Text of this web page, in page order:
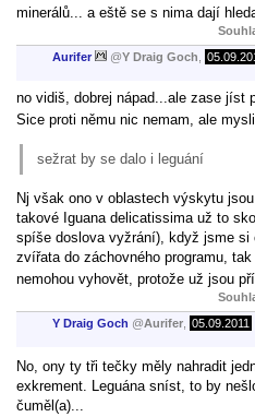
minerálů... a eště se s nima dají
Aurifer @Y Draig Goch
no vidiš, dobrej nápad...ale zase jíst
Sice proti němu nic nemam, ale
sežrat by se dalo i leguání
Nj však ono v oblastech výskytu
takové Iguana delicatissima už to
spíše doslova vyžrání), když jsme si
zvířata do záchovného programu,
nemohou vyhovět, protože už jsou
Y Draig Goch @Aurifer 05.09.2011
No, ony ty tři tečky měly nahradit
exkrement. Leguána sníst, to by
čuměl(a)...